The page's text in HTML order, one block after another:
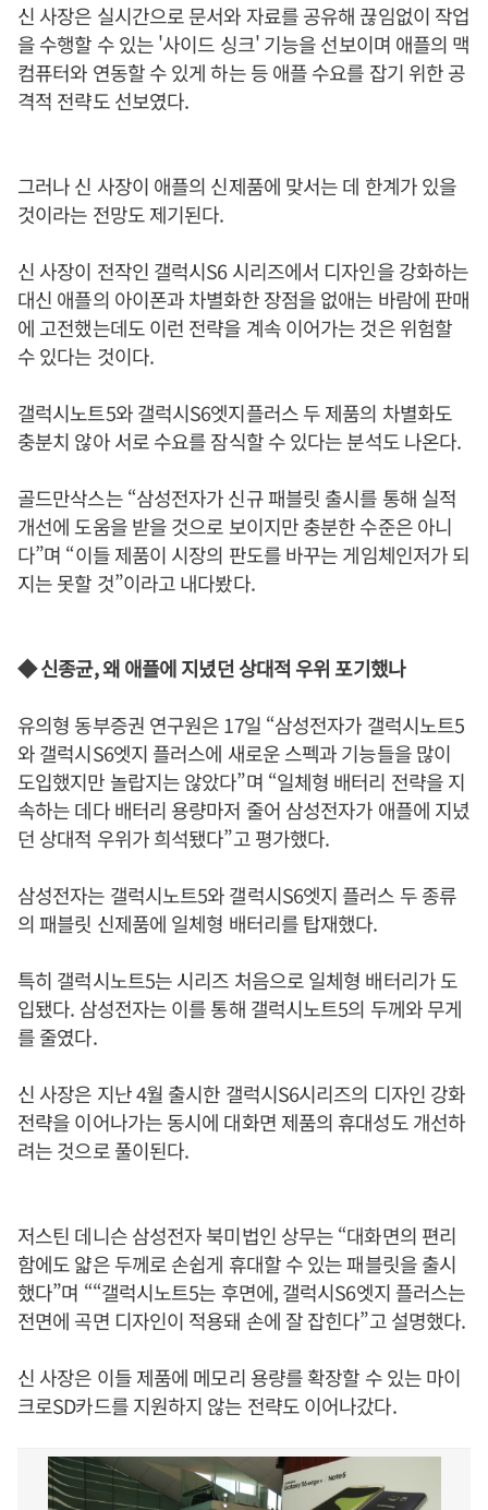
신 사장은 실시간으로 문서와 자료를 공유해 끊임없이 작업
을 수행할 수 있는 '사이드 싱크' 기능을 선보이며 애플의 맥
컴퓨터와 연동할 수 있게 하는 등 애플 수요를 잡기 위한 공
격적 전략도 선보였다.
그러나 신 사장이 애플의 신제품에 맞서는 데 한계가 있을
것이라는 전망도 제기된다.
신 사장이 전작인 갤럭시S6 시리즈에서 디자인을 강화하는
대신 애플의 아이폰과 차별화한 장점을 없애는 바람에 판매
에 고전했는데도 이런 전략을 계속 이어가는 것은 위험할
수 있다는 것이다.
갤럭시노트5와 갤럭시S6엣지플러스 두 제품의 차별화도
충분치 않아 서로 수요를 잠식할 수 있다는 분석도 나온다.
골드만삭스는 “삼성전자가 신규 패블릿 출시를 통해 실적
개선에 도움을 받을 것으로 보이지만 충분한 수준은 아니
다”며 “이들 제품이 시장의 판도를 바꾸는 게임체인저가 되
지는 못할 것”이라고 내다봤다.
◆ 신종균, 왜 애플에 지녔던 상대적 우위 포기했나
유의형 동부증권 연구원은 17일 “삼성전자가 갤럭시노트5
와 갤럭시S6엣지 플러스에 새로운 스펙과 기능들을 많이
도입했지만 놀랍지는 않았다”며 “일체형 배터리 전략을 지
속하는 데다 배터리 용량마저 줄어 삼성전자가 애플에 지녔
던 상대적 우위가 희석됐다”고 평가했다.
삼성전자는 갤럭시노트5와 갤럭시S6엣지 플러스 두 종류
의 패블릿 신제품에 일체형 배터리를 탑재했다.
특히 갤럭시노트5는 시리즈 처음으로 일체형 배터리가 도
입됐다. 삼성전자는 이를 통해 갤럭시노트5의 두께와 무게
를 줄였다.
신 사장은 지난 4월 출시한 갤럭시S6시리즈의 디자인 강화
전략을 이어나가는 동시에 대화면 제품의 휴대성도 개선하
려는 것으로 풀이된다.
저스틴 데니슨 삼성전자 북미법인 상무는 “대화면의 편리
함에도 얇은 두께로 손쉽게 휴대할 수 있는 패블릿을 출시
했다”며 ““갤럭시노트5는 후면에, 갤럭시S6엣지 플러스는
전면에 곡면 디자인이 적용돼 손에 잘 잡힌다”고 설명했다.
신 사장은 이들 제품에 메모리 용량를 확장할 수 있는 마이
크로SD카드를 지원하지 않는 전략도 이어나갔다.